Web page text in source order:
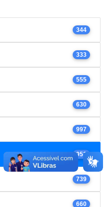
344
333
555
630
997
952
739
660